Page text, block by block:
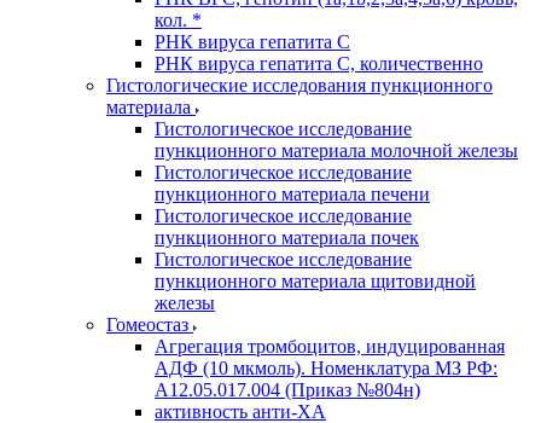
кол. *
РНК вируса гепатита C
РНК вируса гепатита C, количественно
Гистологические исследования пункционного
материала
Гистологическое исследование
пункционного материала молочной железы
Гистологическое исследование
пункционного материала печени
Гистологическое исследование
пункционного материала почек
Гистологическое исследование
пункционного материала щитовидной
железы
Гомеостаз
Агрегация тромбоцитов, индуцированная
АДФ (10 мкмоль). Номенклатура МЗ РФ:
A12.05.017.004 (Приказ №804н)
активность анти-ХА